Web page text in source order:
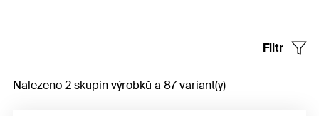
Filtr
Nalezeno 2 skupin výrobků a 87 variant(y)